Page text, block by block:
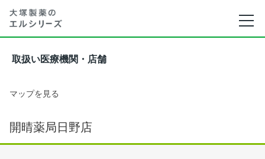
取扱い医療機関・店舗
マップを見る
開晴薬局日野店